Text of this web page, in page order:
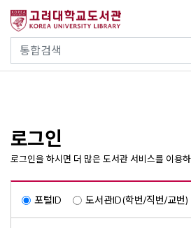
건
통합검색
사이트내 검색
로그인
로그인을 하시면 더 많은 도서관 서비스를 이용
포털ID 도서관ID(학번/직번/교번)